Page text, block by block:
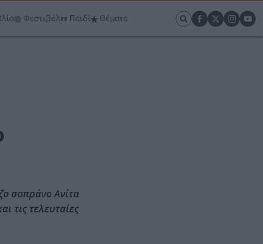
Φεστιβάλ Παιδί Θέματα
σοπράνο Ανίτα
τις τελευταίες